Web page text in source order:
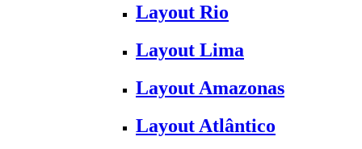
Layout Rio
Layout Lima
Layout Amazonas
Layout Atlântico